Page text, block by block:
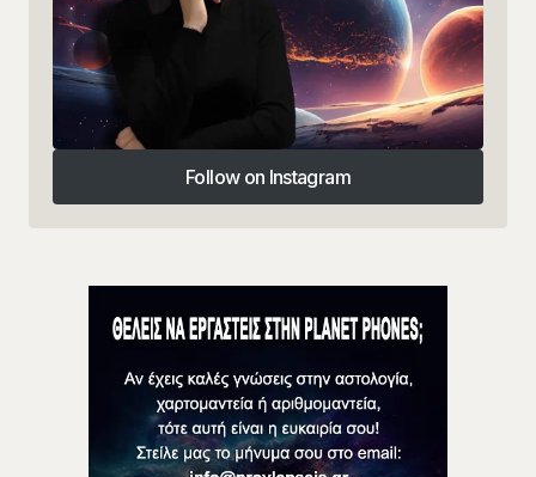
Follow on Instagram
Follow on Instagram